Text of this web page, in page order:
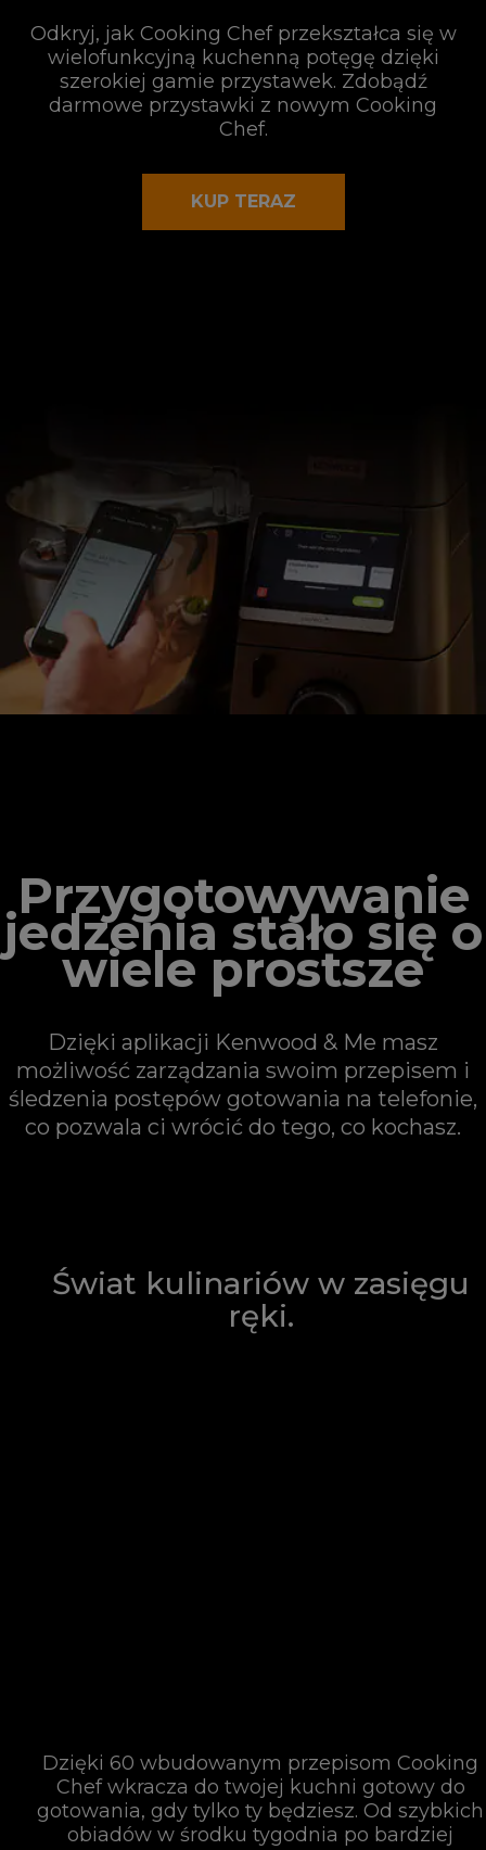
Odkryj, jak Cooking Chef przekształca się w
wielofunkcyjną kuchenną potęgę dzięki
szerokiej gamie przystawek. Zdobądź
darmowe przystawki z nowym Cooking
Chef.
KUP TERAZ
Przygotowywanie
jedzenia stało się o
wiele prostsze
Dzięki aplikacji Kenwood & Me masz
możliwość zarządzania swoim przepisem i
śledzenia postępów gotowania na telefonie,
co pozwala ci wrócić do tego, co kochasz.
Świat kulinariów w zasięgu
ręki.
Dzięki 60 wbudowanym przepisom Cooking
Chef wkracza do twojej kuchni gotowy do
gotowania, gdy tylko ty będziesz. Od szybkich
obiadów w środku tygodnia po bardziej